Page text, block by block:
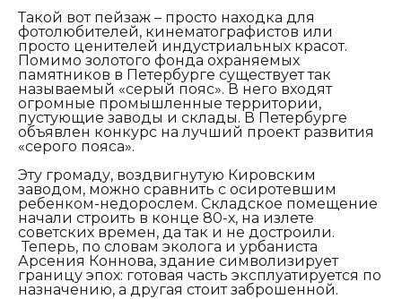
Такой вот пейзаж – просто находка для
фотолюбителей, кинематографистов или
просто ценителей индустриальных красот.
Помимо золотого фонда охраняемых
памятников в Петербурге существует так
называемый «серый пояс». В него входят
огромные промышленные территории,
пустующие заводы и склады. В Петербурге
объявлен конкурс на лучший проект развития
«серого пояса».
Эту громаду, воздвигнутую Кировским
заводом, можно сравнить с осиротевшим
ребенком-недорослем. Складское помещение
начали строить в конце 80-х, на излете
советских времен, да так и не достроили.
Теперь, по словам эколога и урбаниста
Арсения Коннова, здание символизирует
границу эпох: готовая часть эксплуатируется по
назначению, а другая стоит заброшенной.